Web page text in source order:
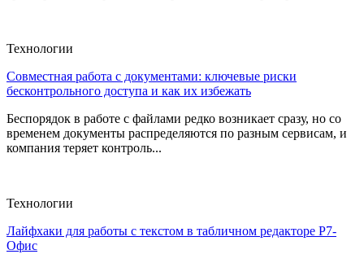
Технологии
Совместная работа с документами: ключевые риски
бесконтрольного доступа и как их избежать
Беспорядок в работе с файлами редко возникает сразу, но со
временем документы распределяются по разным сервисам, и
компания теряет контроль...
Технологии
Лайфхаки для работы с текстом в табличном редакторе Р7-
Офис